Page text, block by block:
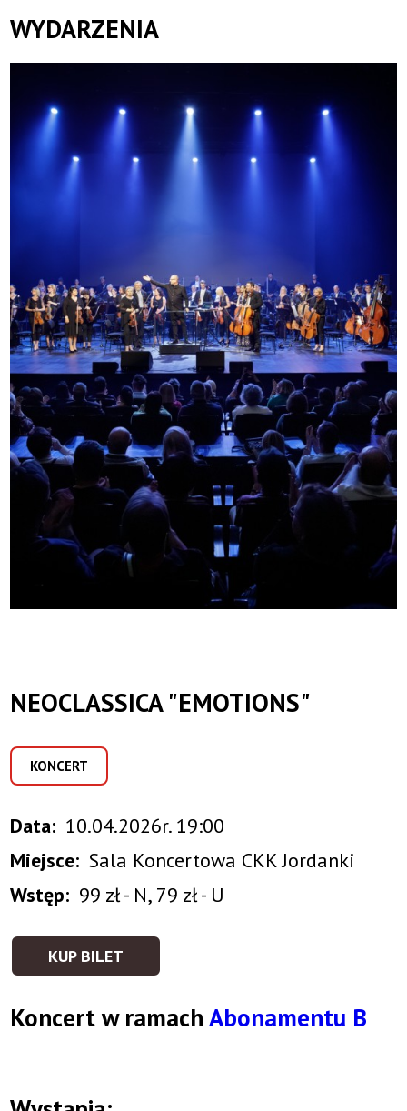
WYDARZENIA
NEOCLASSICA "EMOTIONS"
KONCERT
Data
10.04.2026r. 19:00
Miejsce Sala Koncertowa CKK Jordanki
Wstęp
99 zł - N, 79 zł - U
KUP BILET
Koncert w ramachAbonamentu B